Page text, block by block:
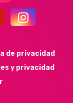
352
de privacidad
y privacidad